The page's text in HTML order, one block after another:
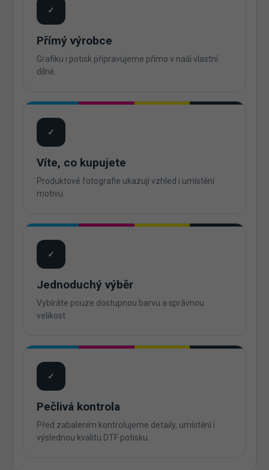
✓
Přímý výrobce
Grafiku i potisk připravujeme přímo v naší vlastní
dílně.
✓
Víte, co kupujete
Produktové fotografie ukazují vzhled i umístění
motivu.
✓
Jednoduchý výběr
Vybíráte pouze dostupnou barvu a správnou
velikost.
✓
Pečlivá kontrola
Před zabalením kontrolujeme detaily, umístění i
výslednou kvalitu DTF potisku.